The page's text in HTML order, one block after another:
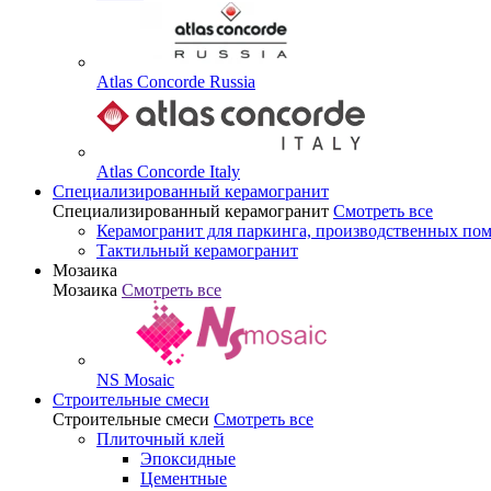
Atlas Concorde Russia
Atlas Concorde Italy
Специализированный керамогранит
Специализированный керамогранит Смотреть все
Керамогранит для паркинга, производственных
Тактильный керамогранит
Мозаика
Мозаика Смотреть все
NS Mosaic
Строительные смеси
Строительные смеси Смотреть все
Плиточный клей
Эпоксидные
Цементные